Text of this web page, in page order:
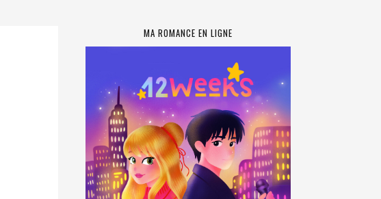
MA ROMANCE EN LIGNE